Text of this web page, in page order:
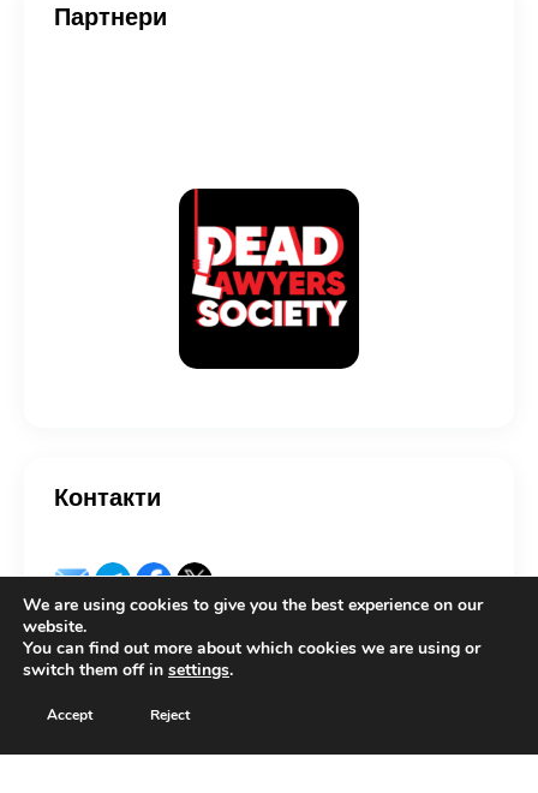
Партнери
Контакти
Copyright © 2026 by Lexcovery. All rights reserved.
We are using cookies to give you the best experience on our
website.
You can find out more about which cookies we are using or
switch them off in settings.
Accept Reject